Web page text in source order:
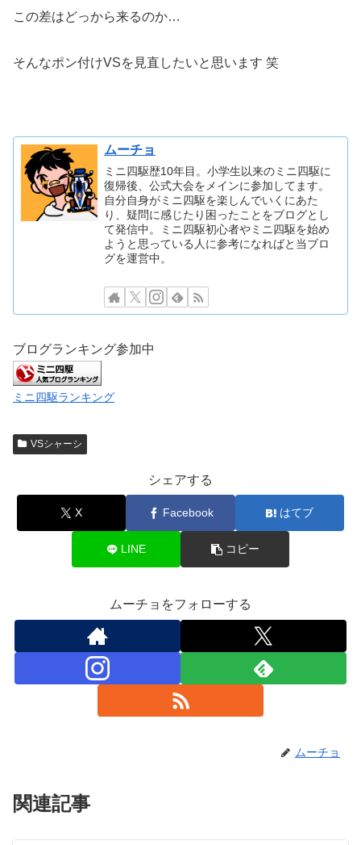
この差はどっから来るのか…
そんなポン付けVSを見直したいと思います 笑
ムーチョ
ミニ四駆歴10年目。小学生以来のミニ四駆に
復帰後、公式大会をメインに参加してます。
自分自身がミニ四駆を楽しんでいくにあた
り、疑問に感じたり困ったことをブログとし
て発信中。ミニ四駆初心者やミニ四駆を始め
ようと思っている人に参考になればと当ブロ
グを運営中。
ブログランキング参加中
ミニ四駆ランキング
VSシャーシ
シェアする
X Facebook はてブ
LINE コピー
ムーチョをフォローする
ムーチョ
関連記事